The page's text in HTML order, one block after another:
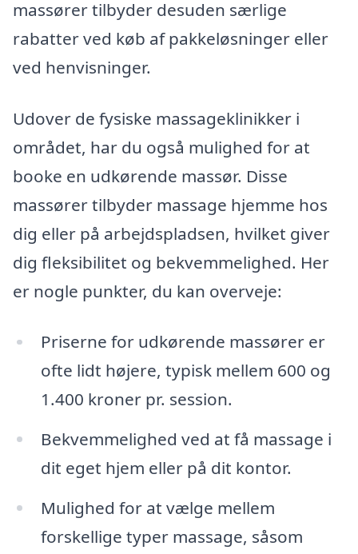
massører tilbyder desuden særlige
rabatter ved køb af pakkeløsninger eller
ved henvisninger.
Udover de fysiske massageklinikker i
området, har du også mulighed for at
booke en udkørende massør. Disse
massører tilbyder massage hjemme hos
dig eller på arbejdspladsen, hvilket giver
dig fleksibilitet og bekvemmelighed. Her
er nogle punkter, du kan overveje:
Priserne for udkørende massører er
ofte lidt højere, typisk mellem 600 og
1.400 kroner pr. session.
Bekvemmelighed ved at få massage i
dit eget hjem eller på dit kontor.
Mulighed for at vælge mellem
forskellige typer massage, såsom